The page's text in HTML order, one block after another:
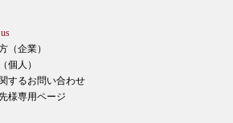
（企業）
個人）
するお問い合わせ
様専用ページ